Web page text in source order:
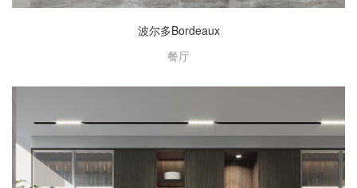
波尔多Bordeaux
餐厅